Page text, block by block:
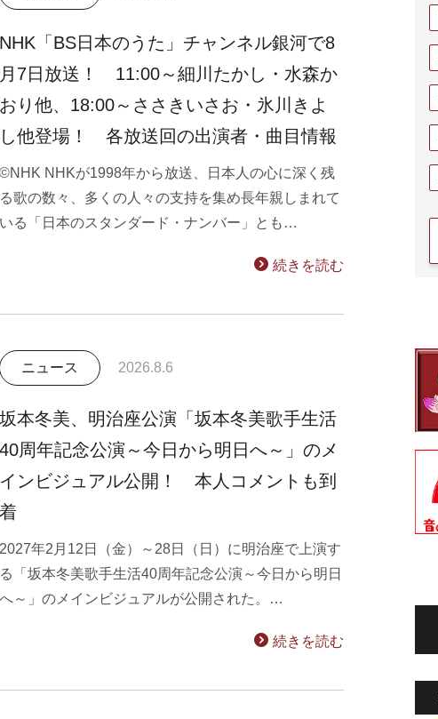
NHK「BS日本のうた」チャンネル銀河で8
月7日放送！ 11:00～細川たかし・水森か
おり他、18:00～ささきいさお・氷川きよ
し他登場！ 各放送回の出演者・曲目情報
©NHK NHKが1998年から放送、日本人の心に深く残
る歌の数々、多くの人々の支持を集め長年親しまれて
いる「日本のスタンダード・ナンバー」とも…
続きを読む
ニュース 2026.8.6
坂本冬美、明治座公演「坂本冬美歌手生活
40周年記念公演～今日から明日へ～」のメ
インビジュアル公開！ 本人コメントも到
着
2027年2月12日（金）～28日（日）に明治座で上演す
る「坂本冬美歌手生活40周年記念公演～今日から明日
へ～」のメインビジュアルが公開された。…
続きを読む